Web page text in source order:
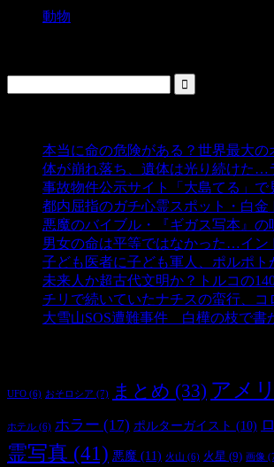
動物
本当に命の危険がある？世界最大
体が崩れ落ち、遺体は光り続けた…
事故物件公示サイト「大島てる」
都内屈指のガチ心霊スポット・白金
悪魔のバイブル・『ギガス写本』
男女の命は平等ではなかった…イン
子ども医者に子ども軍人、ポルポ
未来人か超古代文明か？トルコの
チリで続いていたナチスの蛮行、コ
大雪山SOS遭難事件 白樺の枝で書
UFO (6) おそロシア (7) まとめ (33) アメ
ホテル (6) ホラー (17) ポルターガイスト (10)
霊写真 (41) 悪魔 (11) 火山 (6) 火星 (9) 画像